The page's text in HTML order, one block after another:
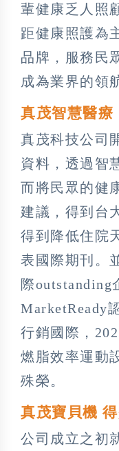
輩健康乏人照
距健康照護為
品牌，服務民
成為業界的領
真茂智慧醫療
真茂科技公司
資料，透過智
而將民眾的健
建議，得到台
得到降低住院
表國際期刊。
際outstanding
MarketReady
行銷國際，
燃脂效率運動
殊榮。
真茂寶貝機
公司成立之初